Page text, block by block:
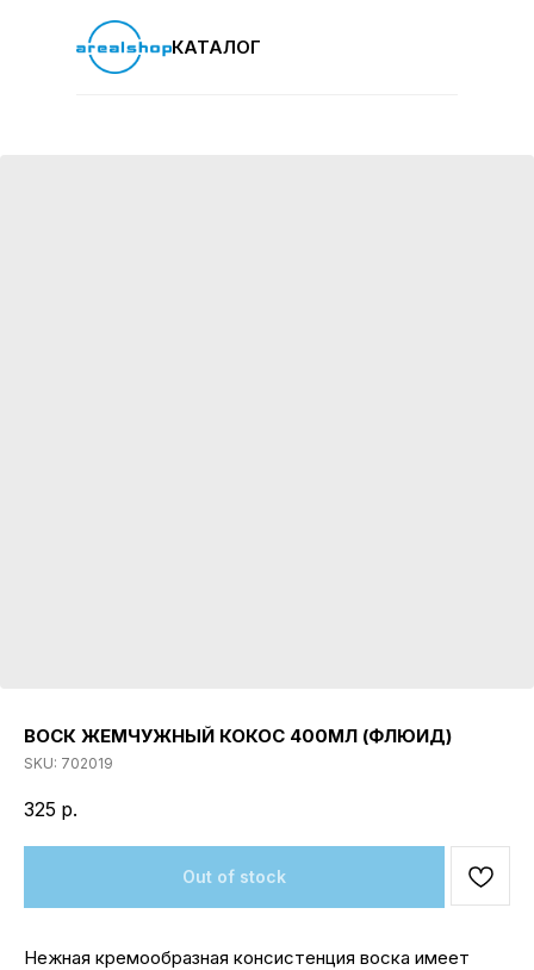
КАТАЛОГ
ВОСК ЖЕМЧУЖНЫЙ КОКОС 400МЛ (ФЛЮИД)
SKU: 702019
325 р.
Out of stock
Нежная кремообразная консистенция воска имеет